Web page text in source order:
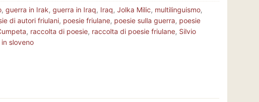
, guerra in Irak, guerra in Iraq, Iraq, Jolka Milic, multilinguismo,
di autori friulani, poesie friulane, poesie sulla guerra, poesie
, raccolta di poesie, raccolta di poesie friulane, Silvio
sloveno